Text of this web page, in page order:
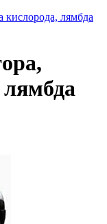
кислорода, лямбда
лямбда